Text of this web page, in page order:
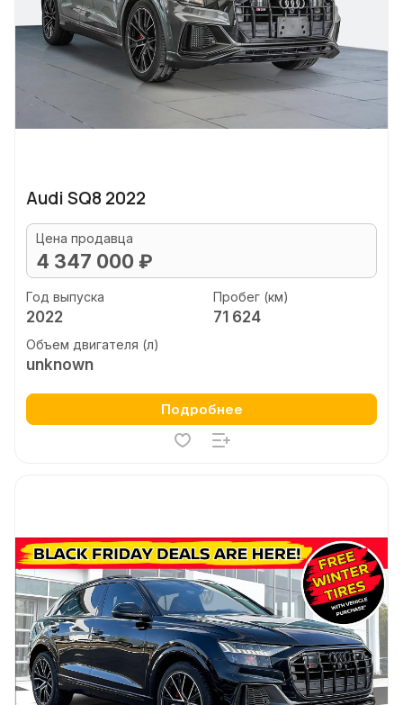
Audi SQ8 2022
Цена продавца
4 347 000 ₽
Год выпуска
2022
Пробег (км)
71 624
Объем двигателя (л)
unknown
Подробнее